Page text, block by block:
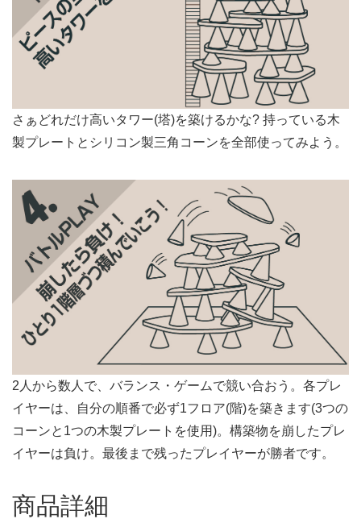
さぁどれだけ高いタワー(塔)を築けるかな? 持っている木
製プレートとシリコン製三角コーンを全部使ってみよう。
2人から数人で、バランス・ゲームで競い合おう。各プレ
イヤーは、自分の順番で必ず1フロア(階)を築きます(3つの
コーンと1つの木製プレートを使用)。構築物を崩したプレ
イヤーは負け。最後まで残ったプレイヤーが勝者です。
商品詳細